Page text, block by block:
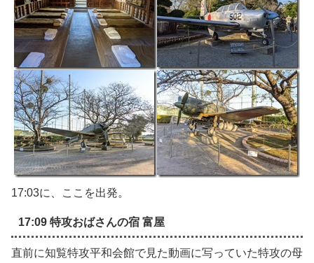
17:03に、ここを出発。
17:09 特攻おばさんの宿 富屋
直前に知覧特攻平和会館で見た動画に写っていた特攻の母